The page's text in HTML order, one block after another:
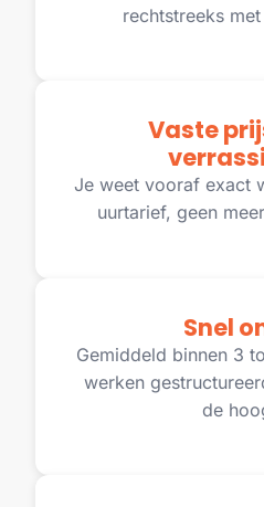
rechtstreeks
Vaste
Je weet vooraf exact
uurtarief, geen
Snel
Gemiddeld binnen 3
werken
de